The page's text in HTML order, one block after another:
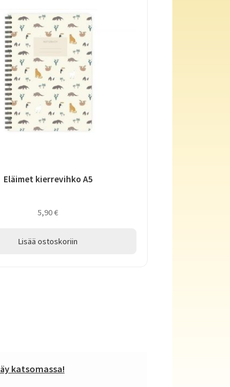
Eläimet kierrevihko A5
5,90€
Lisää ostoskoriin
katsomassa!